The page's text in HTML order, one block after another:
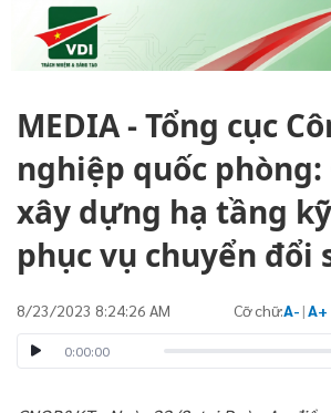
MEDIA - Tổng cục
nghiệp quốc phòng:
xây dựng hạ tầng
phục vụ chuyển đổi
8/23/2023 8:24:26 AM
0:00:00
Cỡ chữ:A- |A+